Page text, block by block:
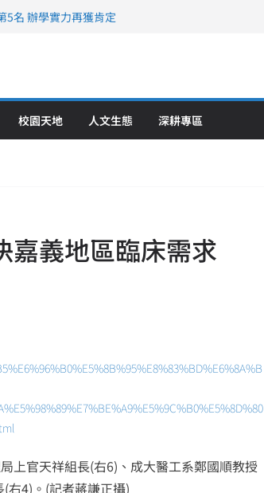
5名 辦學實力再獲肯定
理尖兵
校園天地 人文生態 深耕專區
嘉義地區臨床需求